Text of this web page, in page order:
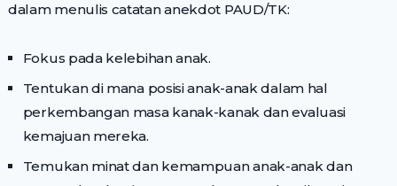
dalam menulis catatan anekdot PAUD/TK:
Fokus pada kelebihan anak.
Tentukan di mana posisi anak-anak dalam hal
perkembangan masa kanak-kanak dan evaluasi
kemajuan mereka.
Temukan minat dan kemampuan anak-anak dan